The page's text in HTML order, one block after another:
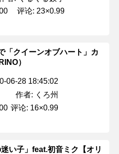
评论: 23×0.99
「クイーンオブハート」カ
）
06-28 18:45:02
作者: くろ州
评论: 16×0.99
い子」feat.初音ミク【オリ